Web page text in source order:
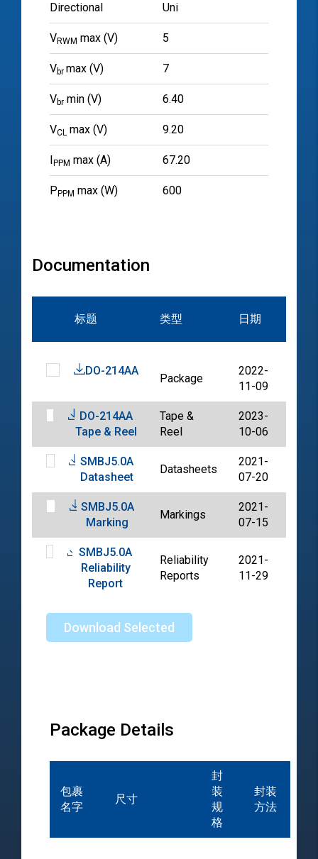
Directional Uni
VRWM max (V) 5
Vbr max (V) 7
Vbr min (V) 6.40
VCL max (V) 9.20
PPM max (A) 67.20
P PPM max (W) 600
Documentation
标题 类型 日期
DO-214AA
Package
2022-
11-09
DO-214AA
Tape & Reel
Tape &
Reel
2023-
10-06
SMBJ5.0A
Datasheet
Datasheets
2021-
07-20
SMBJ5.0A
Marking
Markings
2021-
07-15
SMBJ5.0A
Reliability
Report
Reliability
Reports
2021-
11-29
Download Selected
Package Details
包裹
名字
尺寸
封
装
规
格
封装
方法